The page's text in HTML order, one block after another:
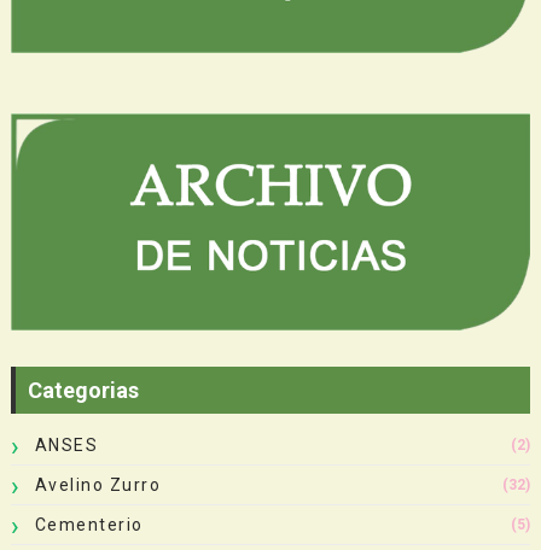
Categorias
ANSES (2)
Avelino Zurro (32)
Cementerio (5)